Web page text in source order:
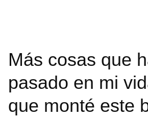
Más cosas que
pasado en mi
que monté este